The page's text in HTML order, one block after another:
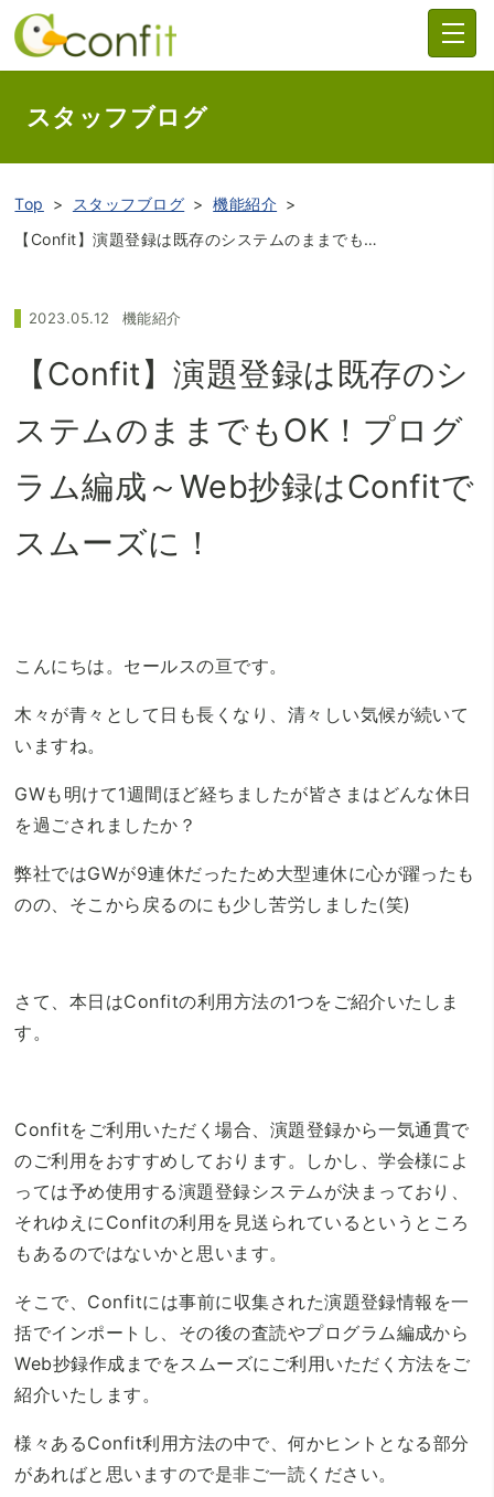
スタッフブログ
Top スタッフブログ
機能紹介
【Confit】演題登録は既存のシステムのままでもOK！プログラム編成～Web抄録はConfitでスムーズに！
2023.05.12 機能紹介
【Confit】演題登録は既存のシ
ステムのままでもOK！プログ
ラム編成～Web抄録はConfitで
スムーズに！
こんにちは。セールスの亘です。
木々が青々として日も長くなり、清々しい気候が続いて
いますね。
GWも明けて1週間ほど経ちましたが皆さまはどんな休日
を過ごされましたか？
弊社ではGWが9連休だったため大型連休に心が躍ったも
のの、そこから戻るのにも少し苦労しました(笑)
さて、本日はConfitの利用方法の1つをご紹介いたしま
す。
Confitをご利用いただく場合、演題登録から一気通貫で
のご利用をおすすめしております。しかし、学会様によ
っては予め使用する演題登録システムが決まっており、
それゆえにConfitの利用を見送られているというところ
もあるのではないかと思います。
そこで、Confitには事前に収集された演題登録情報を一
括でインポートし、その後の査読やプログラム編成から
Web抄録作成までをスムーズにご利用いただく方法をご
紹介いたします。
様々あるConfit利用方法の中で、何かヒントとなる部分
があればと思いますので是非ご一読ください。